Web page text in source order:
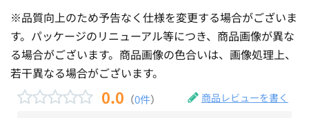
※品質向上のため予告なく仕様を変更する場合がございま
す。パッケージのリニューアル等につき、商品画像が異な
る場合がございます。商品画像の色合いは、画像処理上、
若干異なる場合がございます。
0.0 （0件） 商品レビューを書く